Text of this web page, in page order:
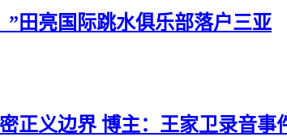
”田亮国际跳水俱乐部落户三亚
正义边界 博主：王家卫录音事